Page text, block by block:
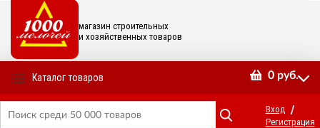
магазин строительных
и хозяйственных товаров
Каталог товаров 0 руб.
Вход /
Регистрация